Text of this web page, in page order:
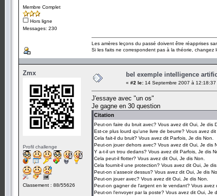
Membre Complet
Hors ligne
Messages: 230
Les amères leçons du passé doivent être réapprises
Si les faits ne correspondent pas à la théorie, changez
Zmx
Profil challenge
Classement : 88/55626
bel exemple intelligence
« #2 le: 14 Septembre 2007 à 12:18:37
J'essaye avec "un os"
Je gagne en 30 question
Citation
Peut-on faire du bruit avec? Vous avez dit Oui, Je dis
Est-ce plus lourd qu'une livre de beurre? Vous avez
Cela fait-il du bruit? Vous avez dit Parfois, Je dis Non.
Peut-on jouer dehors avec? Vous avez dit Oui, Je dis
Y a-t-il un trou dedans? Vous avez dit Parfois, Je dis
Cela peut-il flotter? Vous avez dit Oui, Je dis Non.
Cela fournit-il une protection? Vous avez dit Oui, Je
Peut-on s'asseoir dessus? Vous avez dit Oui, Je dis
Peut-on jouer avec? Vous avez dit Oui, Je dis Non.
Peut-on gagner de l'argent en le vendant? Vous avez
Peut-on l'envoyer par la poste? Vous avez dit Oui, Je